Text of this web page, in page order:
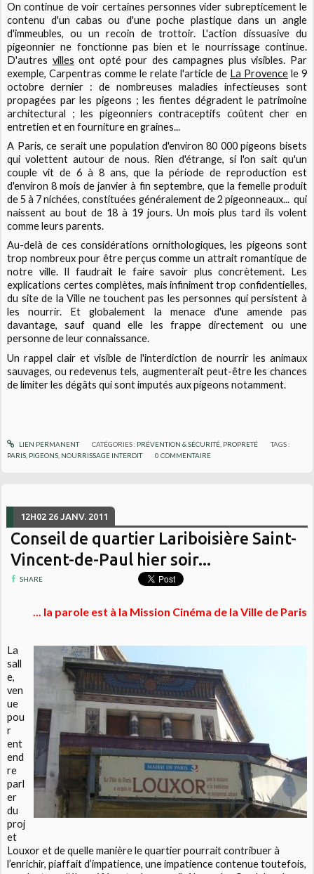
On continue de voir certaines personnes vider subrepticement le
contenu d'un cabas ou d'une poche plastique dans un angle
d'immeubles, ou un recoin de trottoir. L'action dissuasive du
pigeonnier ne fonctionne pas bien et le nourrissage continue.
D'autres villes ont opté pour des campagnes plus visibles. Par
exemple, Carpentras comme le relate l'article de La Provencele 9
octobre dernier : de nombreuses maladies infectieuses sont
propagées par les pigeons ; les fientes dégradent le patrimoine
architectural ; les pigeonniers contraceptifs coûtent cher en
entretien et en fourniture en graines...
A Paris, ce serait une population d'environ 80 000 pigeons bisets
qui volettent autour de nous. Rien d'étrange, si l'on sait qu'un
couple vit de 6 à 8 ans, que la période de reproduction est
d'environ 8 mois de janvier à fin septembre, que la femelle produit
de 5 à 7 nichées, constituées généralement de 2 pigeonneaux... qui
naissent au bout de 18 à 19 jours. Un mois plus tard ils volent
comme leurs parents.
Au-delà de ces considérations ornithologiques, les pigeons sont
trop nombreux pour être perçus comme un attrait romantique de
notre ville. Il faudrait le faire savoir plus concrètement. Les
explications certes complètes, mais infiniment trop confidentielles,
du site de la Ville ne touchent pas les personnes qui persistent à
les nourrir. Et globalement la menace d'une amende pas
davantage, sauf quand elle les frappe directement ou une
personne de leur connaissance.
Un rappel clair et visible de l'interdiction de nourrir les animaux
sauvages, ou redevenus tels, augmenterait peut-être les chances
de limiter les dégâts qui sont imputés aux pigeons notamment.
LIEN PERMANENT CATÉGORIES : PRÉVENTION & SÉCURITÉ, PROPRETÉ
TAGS :
PARIS PIGEONS NOURRISSAGE INTERDIT 0 COMMENTAIRE
12H02 26 JANV. 2011
Conseil de quartier Lariboisière Saint-
Vincent-de-Paul hier soir...
SHARE
... la parole est à la Mission Cinéma de la Ville de Paris
La
sall
e,
ven
ue
pou
r
ent
end
re
parl
er
du
proj
et
Louxor et de quelle manière le quartier pourrait contribuer à
l’enrichir, piaffait d’impatience, une impatience contenue toutefois,